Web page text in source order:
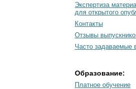
Экспертиза
для открытого
Контакты
Отзывы
Часто задаваемые
Образование:
Платное обучение